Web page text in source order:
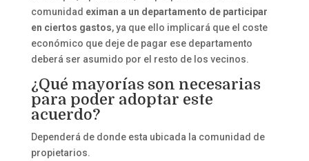
comunidad eximan a un departamento de participar
en ciertos gastos, ya que ello implicará que el coste
económico que deje de pagar ese departamento
deberá ser asumido por el resto de los vecinos.
¿Qué mayorías son necesarias
para poder adoptar este
acuerdo?
Dependerá de donde esta ubicada la comunidad de
propietarios.